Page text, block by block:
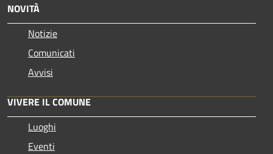
NOVITÀ
Notizie
Comunicati
Avvisi
VIVERE IL COMUNE
Luoghi
Eventi